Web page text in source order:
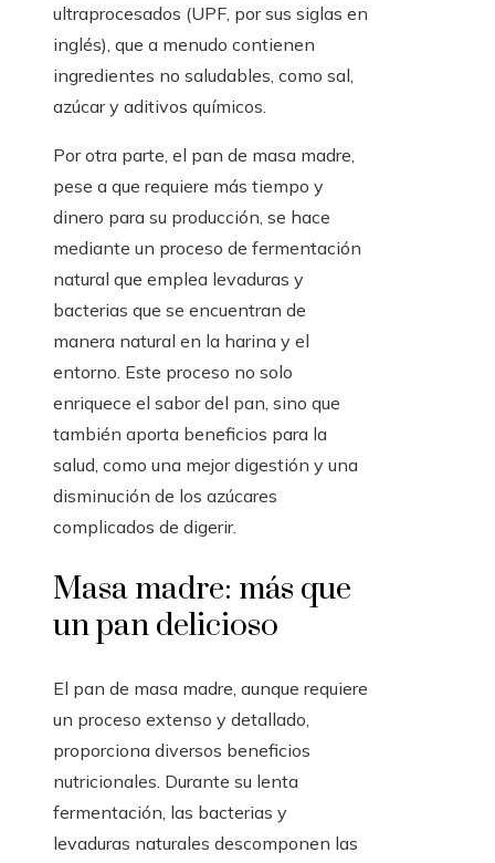
ultraprocesados (UPF, por sus siglas en
inglés), que a menudo contienen
ingredientes no saludables, como sal,
azúcar y aditivos químicos.
Por otra parte, el pan de masa madre,
pese a que requiere más tiempo y
dinero para su producción, se hace
mediante un proceso de fermentación
natural que emplea levaduras y
bacterias que se encuentran de
manera natural en la harina y el
entorno. Este proceso no solo
enriquece el sabor del pan, sino que
también aporta beneficios para la
salud, como una mejor digestión y una
disminución de los azúcares
complicados de digerir.
Masa madre: más que
un pan delicioso
El pan de masa madre, aunque requiere
un proceso extenso y detallado,
proporciona diversos beneficios
nutricionales. Durante su lenta
fermentación, las bacterias y
levaduras naturales descomponen las